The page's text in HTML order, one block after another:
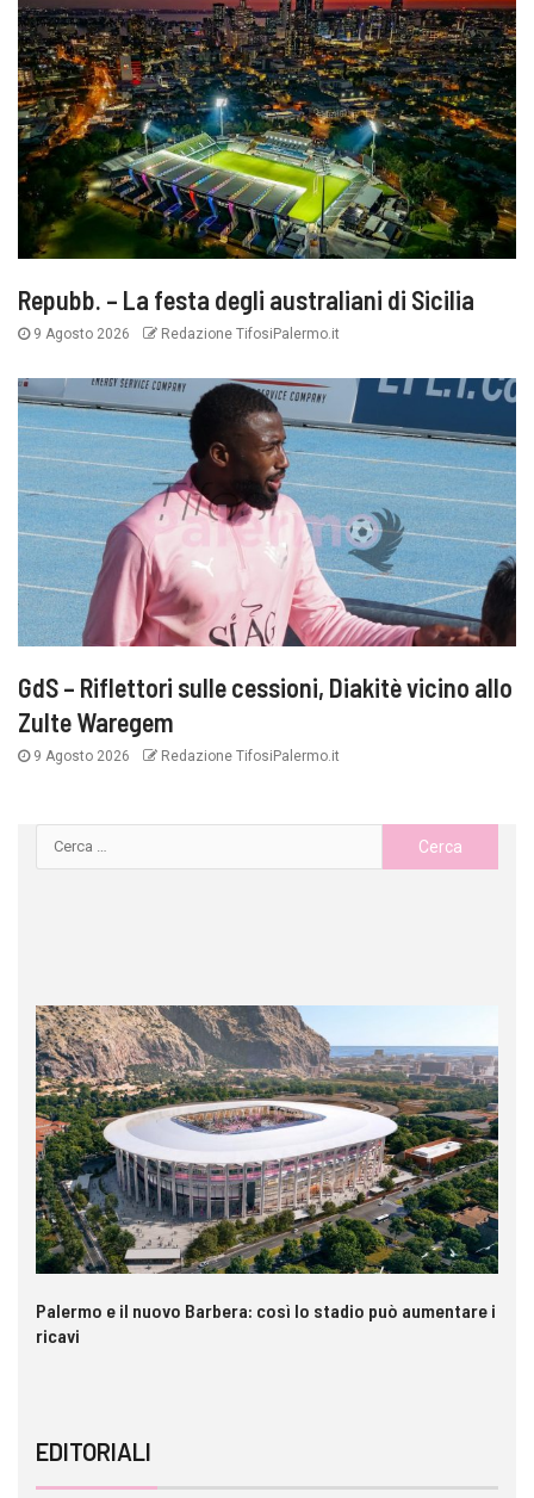
Repubb. – La festa degli australiani di Sicilia
9 Agosto 2026 Redazione TifosiPalermo.it
GdS – Riflettori sulle cessioni, Diakitè vicino allo
Zulte Waregem
9 Agosto 2026 Redazione TifosiPalermo.it
Palermo e il nuovo Barbera: così lo stadio può aumentare i
ricavi
EDITORIALI